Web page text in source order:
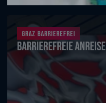
Graz barrierefrei
Barrierefreie Anreise